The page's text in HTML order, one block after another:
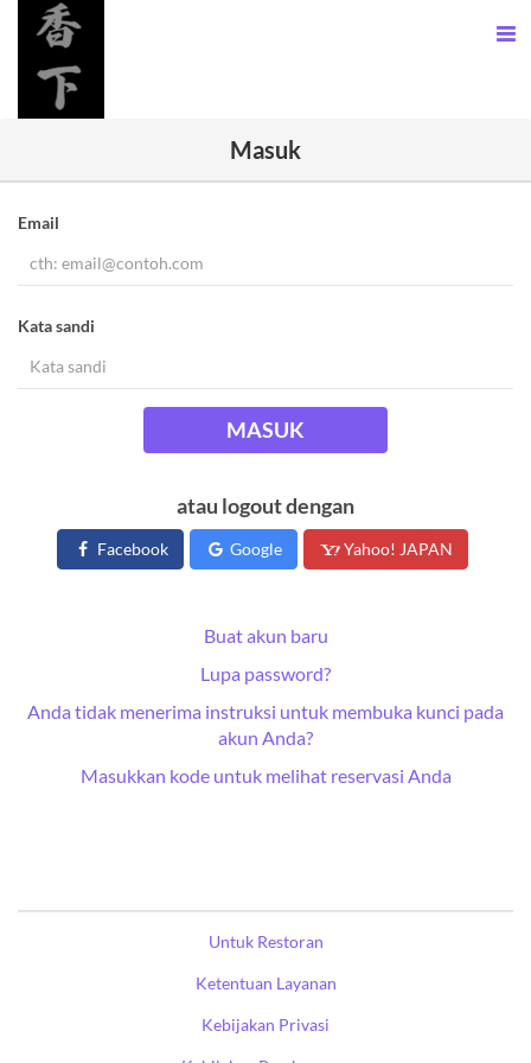
Masuk
Email
Kata sandi
MASUK
atau logout dengan
Facebook Google Yahoo! JAPAN
Buat akun baru
Lupa password?
Anda tidak menerima instruksi untuk membuka kunci pada
akun Anda?
Masukkan kode untuk melihat reservasi Anda
Untuk Restoran
Ketentuan Layanan
Kebijakan Privasi